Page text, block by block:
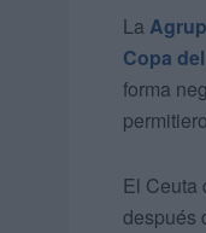
La
Copa
forma
El Ceuta
después